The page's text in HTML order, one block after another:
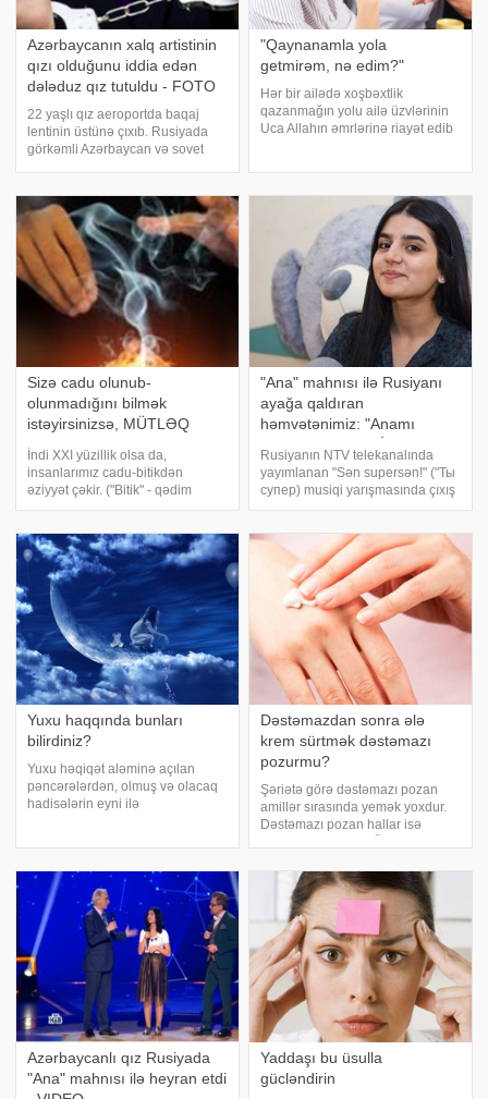
Azərbaycanın xalq artistinin
qızı olduğunu iddia edən
dələduz qız tutuldu - FOTO
22 yaşlı qız aeroportda baqaj
lentinin üstünə çıxıb. Rusiyada
görkəmli Azərbaycan və sovet
Müslüm Maqomayevlə bağlı
qalmaqal yaşanıb. İstiPress-ə
istinadla verdiyi məlumat
"Qaynanamla yola
getmirəm, nə edim?"
Hər bir ailədə xoşbəxtlik
qazanmağın yolu ailə üzvlərinin
Uca Allahın əmrlərinə riayət edib
birinin haqlarını verməsidir. Uca
Allah buyurur
Sizə cadu olunub-
olunmadığını bilmək
istəyirsinizsə, MÜTLƏQ
OXUYUN!
İndi XXI yüzillik olsa da,
insanlarımız cadu-bitikdən
əziyyət çəkir. ("Bitik" - qədim
türkcə "yazı" deməkdir). Yazılmış,
müxtəlif cismlər vasitəsilə
bədxahlar, qara magiya il
"Ana" mahnısı ilə Rusiyanı
ayağa qaldıran
həmvətənimiz: "Anamı
Rusiyanın NTV telekanalında
yayımlanan "Sən supersən!" ("Ты
супер) musiqi yarışmasında çıxış
edən 17 yaşlı azərbaycanlı
yanaşı, Azərbaycan xalqının da
diqqətini cəlb edib. xəbə
Yuxu haqqında bunları
bilirdiniz?
Yuxu həqiqət aləminə açılan
pəncərələrdən, olmuş və olacaq
hadisələrin eyni ilə
imana yönəlib Allah
yaxınlaşdıqca hər yuxu əbədi
aləmlərdən gələ
Dəstəmazdan sonra ələ
krem sürtmək dəstəmazı
pozurmu?
Şəriətə görə dəstəmazı pozan
amillər sırasında yemək yoxdur.
Dəstəmazı pozan hallar isə
sidik, nəcis və ya yel:. Uca Allah
buyurur: ". və ya ayaq yolunda
Azərbaycanlı qız Rusiyada
"Ana" mahnısı ilə heyran etdi
Yaddaşı bu üsulla
gücləndirin